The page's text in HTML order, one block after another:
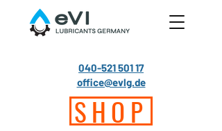
040-521 501 17
office@evlg.de
SHOP